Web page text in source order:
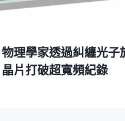
物理學家透過糾纏光子
晶片打破超寬頻紀錄